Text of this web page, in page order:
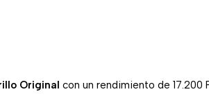
Original con un rendimiento de 17.200